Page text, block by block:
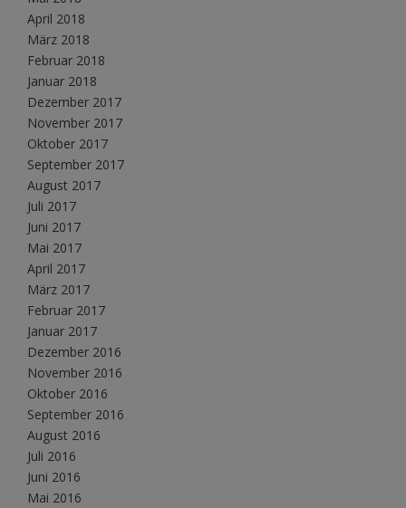
April 2018
März 2018
Februar 2018
Januar 2018
Dezember 2017
November 2017
Oktober 2017
September 2017
August 2017
Juli 2017
Juni 2017
Mai 2017
April 2017
März 2017
Februar 2017
Januar 2017
Dezember 2016
November 2016
Oktober 2016
September 2016
August 2016
Juli 2016
Juni 2016
Mai 2016